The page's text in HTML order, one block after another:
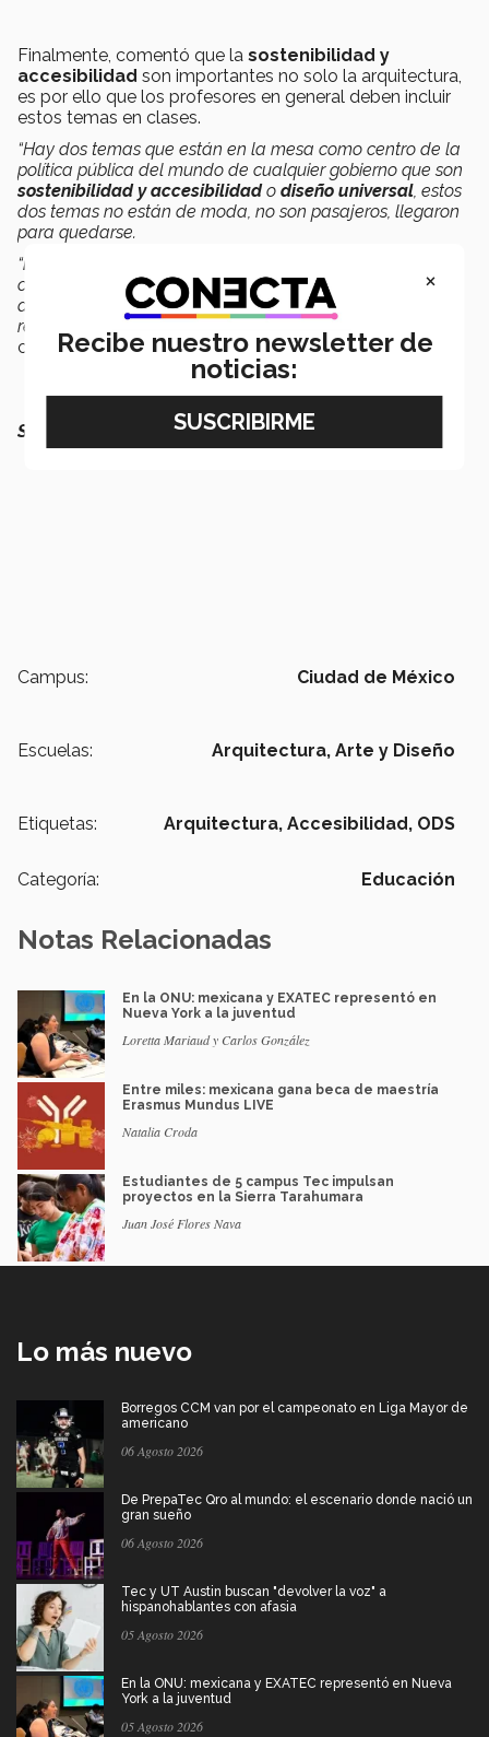
Finalmente, comentó que la sostenibilidad y
accesibilidad son importantes no solo la arquitectura,
es por ello que los profesores en general deben incluir
estos temas en clases.
“Hay dos temas que están en la mesa como centro de la
política pública del mundo de cualquier gobierno que son
sostenibilidad y accesibilidado diseño universal, estos
dos temas no están de moda, no son pasajeros, llegaron
para quedarse.
“La accesibilidad no solo arquitectónica
comunicaciones, de todo, entonces no hay una área
disciplinar que se escape de esto como algo sumamente
relevante si ponemos a la persona como el centro”,
concluyó.
SEGURO QUERRÁS LEER TAMBIÉN:
Campus: Ciudad de México
Escuelas: Arquitectura, Arte y Diseño
Etiquetas: Arquitectura, Accesibilidad, ODS
Categoría: Educación
Notas Relacionadas
En la ONU: mexicana y EXATEC representó en
Nueva York a la juventud
Loretta Mariaud y Carlos González
Entre miles: mexicana gana beca de maestría
Erasmus Mundus LIVE
Natalia Croda
Estudiantes de 5 campus Tec impulsan
proyectos en la Sierra Tarahumara
Juan José Flores Nava
Lo más nuevo
Borregos CCM van por el campeonato en Liga Mayor de
americano
06 Agosto 2026
De PrepaTec Qro al mundo: el escenario donde nació un
gran sueño
06 Agosto 2026
Tec y UT Austin buscan "devolver la voz" a
hispanohablantes con afasia
05 Agosto 2026
En la ONU: mexicana y EXATEC representó en Nueva
York a la juventud
05 Agosto 2026
×
Recibe nuestro newsletter de
noticias: